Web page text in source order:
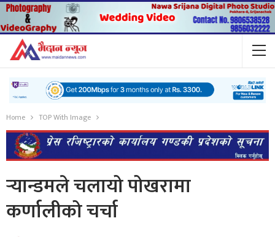
Home TOP With Image
र्‍यान्डमले चलायो पोखरामा
कर्णालीको चर्चा